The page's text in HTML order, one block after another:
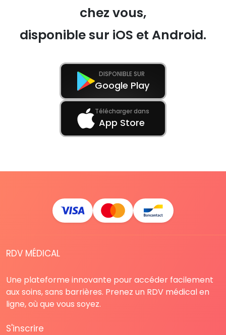
chez vous,
disponible sur iOS et Android.
DISPONIBLE SUR
Google Play
Télécharger dans
App Store
RDV MÉDICAL
Une plateforme innovante pour accéder facilement
aux soins, sans barrières. Prenez un RDV médical en
ligne, où que vous soyez.
S'inscrire